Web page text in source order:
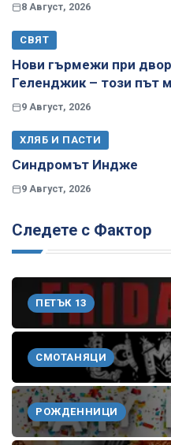
8 Август, 2026
СВЯТ
Нови гърмежи при
Геленджик – този път
9 Август, 2026
ХЛЯБ И ПАСТИ
Синдромът Индже
9 Август, 2026
Следете с Фактор
ПЕТЪК 13
СМОТАНЯЦИ
РОЖДЕННИЦИ